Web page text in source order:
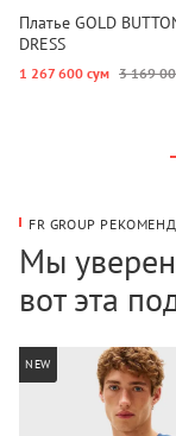
Платье GOLD
DRESS
1 267 600 сум 3 169
FR GROUP
Мы
вот эта
NEW